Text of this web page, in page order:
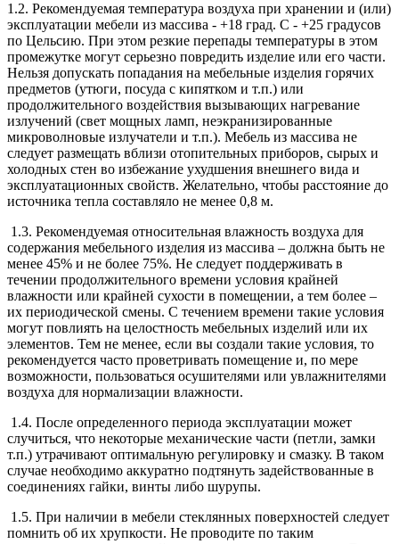
1.2. Рекомендуемая температура воздуха при хранении и (или)
эксплуатации мебели из массива - +18 град. С - +25 градусов
по Цельсию. При этом резкие перепады температуры в этом
промежутке могут серьезно повредить изделие или его части.
Нельзя допускать попадания на мебельные изделия горячих
предметов (утюги, посуда с кипятком и т.п.) или
продолжительного воздействия вызывающих нагревание
излучений (свет мощных ламп, неэкранизированные
микроволновые излучатели и т.п.). Мебель из массива не
следует размещать вблизи отопительных приборов, сырых и
холодных стен во избежание ухудшения внешнего вида и
эксплуатационных свойств. Желательно, чтобы расстояние до
источника тепла составляло не менее 0,8 м.
1.3. Рекомендуемая относительная влажность воздуха для
содержания мебельного изделия из массива – должна быть не
менее 45% и не более 75%. Не следует поддерживать в
течении продолжительного времени условия крайней
влажности или крайней сухости в помещении, а тем более –
их периодической смены. С течением времени такие условия
могут повлиять на целостность мебельных изделий или их
элементов. Тем не менее, если вы создали такие условия, то
рекомендуется часто проветривать помещение и, по мере
возможности, пользоваться осушителями или увлажнителями
воздуха для нормализации влажности.
1.4. После определенного периода эксплуатации может
случиться, что некоторые механические части (петли, замки
т.п.) утрачивают оптимальную регулировку и смазку. В таком
случае необходимо аккуратно подтянуть задействованные в
соединениях гайки, винты либо шурупы.
1.5. При наличии в мебели стеклянных поверхностей следует
помнить об их хрупкости. Не проводите по таким